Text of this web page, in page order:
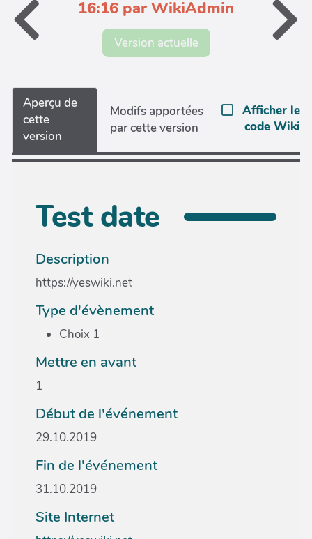
16:16 par WikiAdmin
Version actuelle
Aperçu de
cette
version
Modifs apportées
par cette version
Afficher le
code Wiki
Test date
Description
https://yeswiki.net
Type d'évènement
Choix 1
Mettre en avant
1
Début de l'événement
29.10.2019
Fin de l'événement
31.10.2019
Site Internet